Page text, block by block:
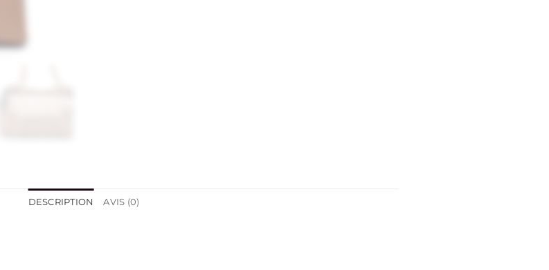
DESCRIPTION AVIS (0)